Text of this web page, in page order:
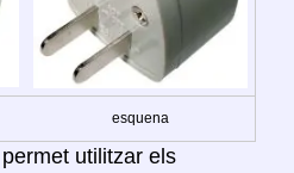
esquena
utilitzar els